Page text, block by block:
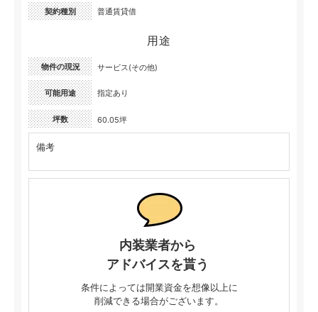
契約種別 普通賃貸借
用途
物件の現況 サービス(その他)
可能用途 指定あり
坪数 60.05坪
備考
内装業者から
アドバイスを貰う
条件によっては開業資金を想像以上に
削減できる場合がございます。